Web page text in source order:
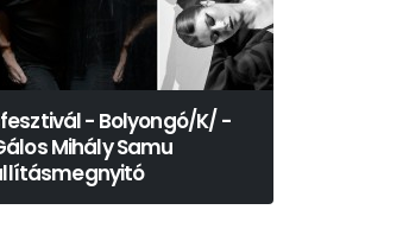
- Bolyongó/K/ -
Mihály Samu